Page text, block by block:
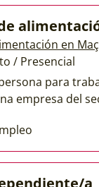
en
/ Presencial
para
empresa del
a